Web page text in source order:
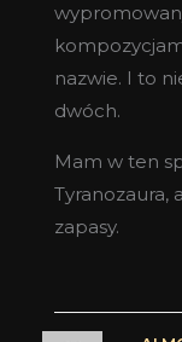
nazwie. I to
dwóch.
Mam w ten
Tyranozaura,
zapasy.